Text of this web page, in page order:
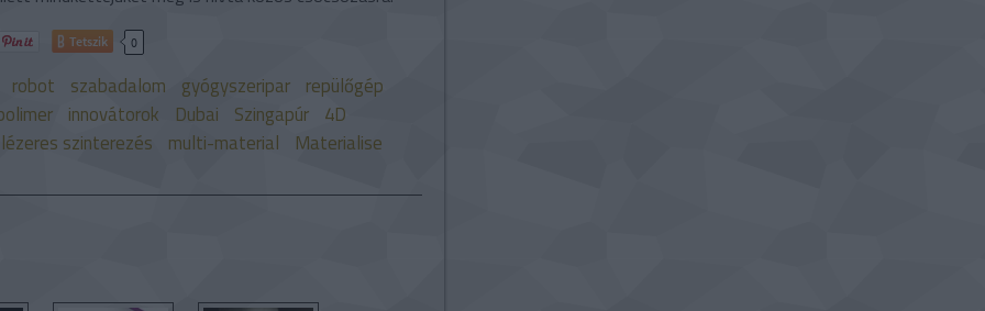
Tetszik 0
robot szabadalom gyógyszeripar repülőgép
innovátorok Dubai Szingapúr 4D
szinterezés multi-material
Materialise